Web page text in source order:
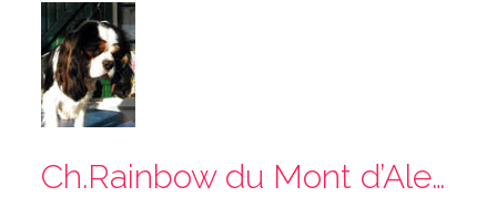
Ch.Rainbow du Mont d’Alesia